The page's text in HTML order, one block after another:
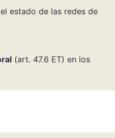
estado de las redes de
(art. 47.6 ET) en los